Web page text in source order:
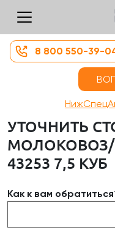
8 800 550-39-
УТОЧНИТЬ
43253 7,5 КУБ
Как к вам